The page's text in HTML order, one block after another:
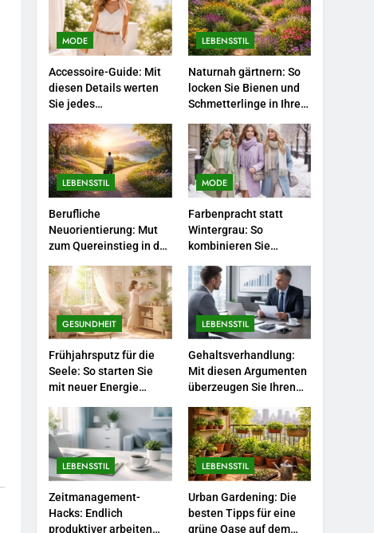
bringen Sie jetzt frischen
Wind in Ihren Job.
LEBENSSTIL
3
Networking-Strategien:
Wie Sie beruflich wertvolle
Kontakte knüpfen.
LEBENSSTIL
4
Selbstversorger-Glück:
Welches Gemüse Sie jetzt
pflanzen sollten.
LEBENSSTIL
Accessoire-Guide: Mit
diesen Details werten Sie
jedes Frühlingsoutfit auf.
MODE
6
Naturnah gärtnern: So
locken Sie Bienen und
Garten.
LEBENSSTIL
7
Berufliche
Neuorientierung: Mut zum
Quereinstieg in der neuen
Saison.
LEBENSSTIL
MODE
Accessoire-Guide: Mit
diesen Details werten
Sie jedes
LEBENSSTIL
Naturnah gärtnern: So
locken Sie Bienen und
Schmetterlinge in Ihren
LEBENSSTIL
Berufliche
Neuorientierung: Mut
zum Quereinstieg in der
MODE
Farbenpracht statt
Wintergrau: So
kombinieren Sie
Jahr.
GESUNDHEIT
Frühjahrsputz für die
Seele: So starten Sie
mit neuer Energie
LEBENSSTIL
Gehaltsverhandlung:
Mit diesen Argumenten
überzeugen Sie Ihren
LEBENSSTIL
Zeitmanagement-
Hacks: Endlich
produktiver arbeiten
LEBENSSTIL
Urban Gardening: Die
besten Tipps für eine
grüne Oase auf dem